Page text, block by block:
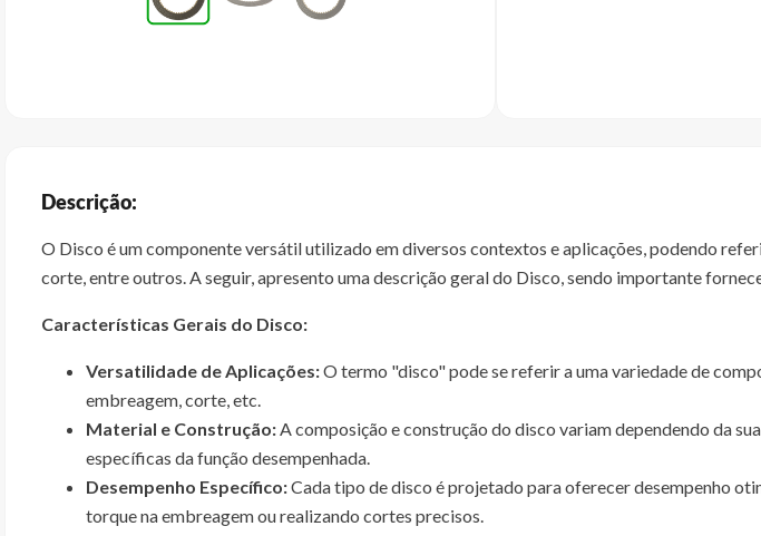
Descrição:
O Disco é um componente versátil utilizado em diversos contextos e aplicações, podendo
corte, entre outros. A seguir, apresento uma descrição geral do Disco, sendo importante
Características Gerais do Disco:
Versatilidade de Aplicações:O termo "disco" pode se referir a uma variedade de
embreagem, corte, etc.
Material e Construção:A composição e construção do disco variam dependendo da
específicas da função desempenhada.
Desempenho Específico:Cada tipo de disco é projetado para oferecer desempenho
torque na embreagem ou realizando cortes precisos.